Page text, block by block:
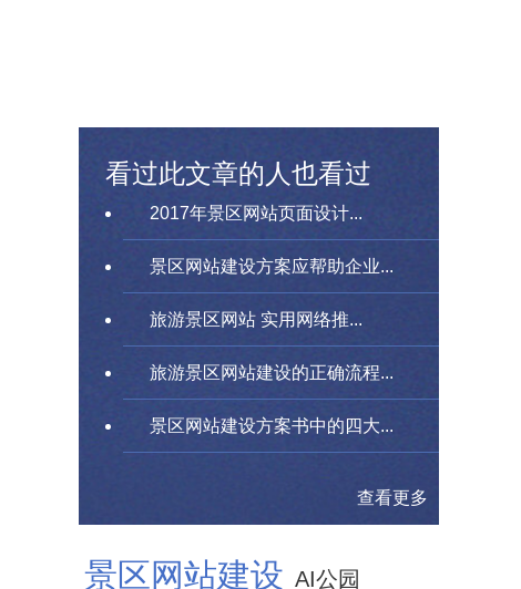
看过此文章的人也看过
2017年景区网站页面设计...
景区网站建设方案应帮助企业...
旅游景区网站 实用网络推...
旅游景区网站建设的正确流程...
景区网站建设方案书中的四大...
查看更多
景区网站建设 AI公园